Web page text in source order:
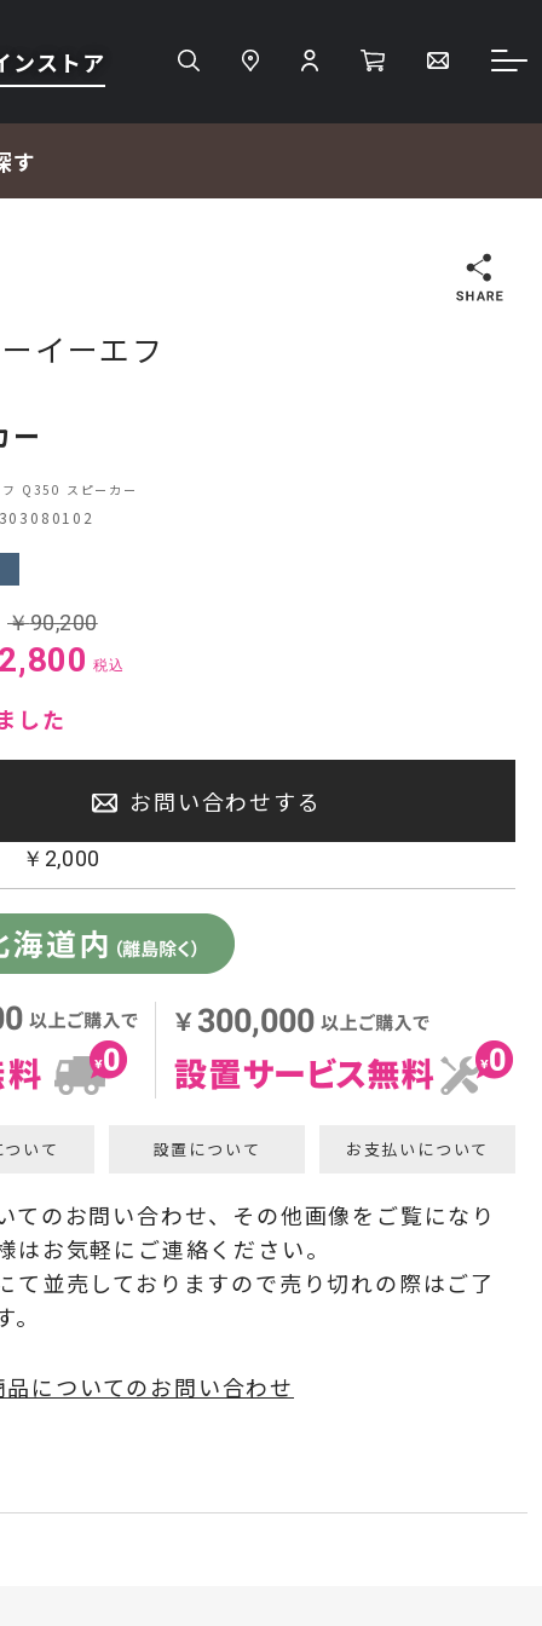
ンストア
す
イーエフ
ー
Q350 スピーカー
￥90,200
税込
した
お問い合わせする
￥ 2,000
いて 設置について お支払いについて
てのお問い合わせ、その他画像をご覧になり
はお気軽にご連絡ください。
て並売しておりますので売り切れの際はご了
についてのお問い合わせ